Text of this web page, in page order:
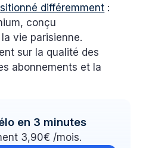
différemment :
conçu
vie parisienne.
sur la qualité des
abonnements et la
en 3 minutes
3,90€ /mois.